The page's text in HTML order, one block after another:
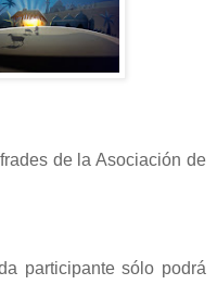
de la Asociación de
participante sólo podrá